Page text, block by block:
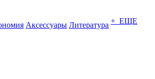
Аксессуары Литература + ЕЩЕ